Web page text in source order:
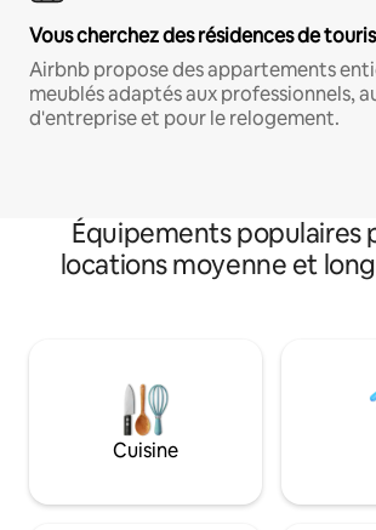
Vous cherchez des résidences de
Airbnb propose des appartements
meublés adaptés aux professionnels,
d'entreprise et pour le relogement.
Équipements populaires
locations moyenne et
Cuisine